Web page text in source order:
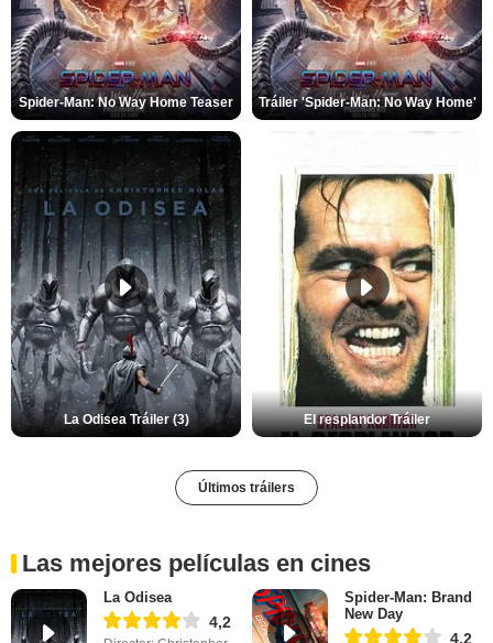
Spider-Man: No Way Home Teaser Tráiler 'Spider-Man: No Way Home'
La Odisea Tráiler (3) El resplandor Tráiler
Últimos tráilers
Las mejores películas en cines
La Odisea
4,2
Spider-Man: Brand
New Day
4,2